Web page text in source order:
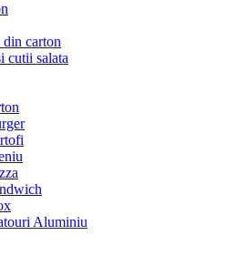
din carton
cutii salata
Aluminiu